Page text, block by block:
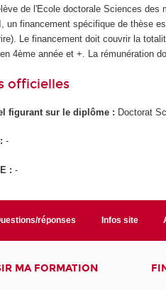
de l'Ecole doctorale Sciences des
un financement spécifique de thèse
Le financement doit couvrir la
4ème année et +. La rémunération
officielles
figurant sur le diplôme : Doctorat
:-
:-
réponses Infos site
MA FORMATION